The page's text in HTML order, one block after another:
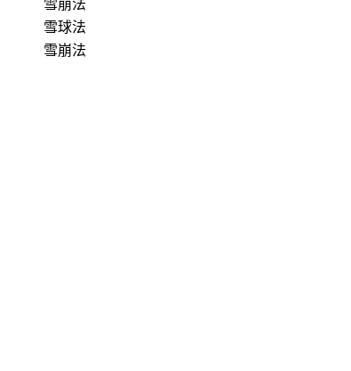
雪崩法
雪球法
雪崩法